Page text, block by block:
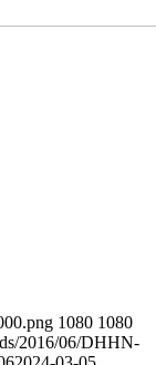
1080 1080
2016/06/DHHN-